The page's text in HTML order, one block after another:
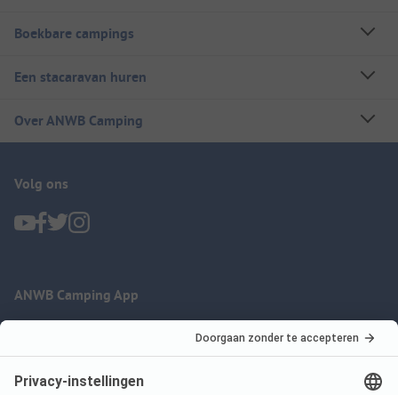
Boekbare campings
Een stacaravan huren
Over ANWB Camping
Volg ons
ANWB Camping App